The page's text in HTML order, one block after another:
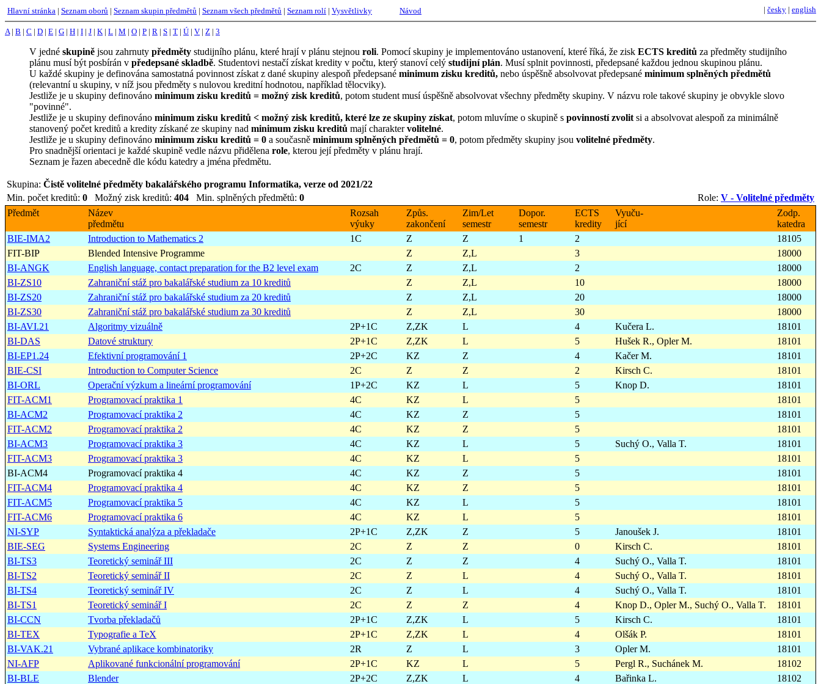
| česky | english
Hlavní stránka | Seznam oborů | Seznam skupin předmětů | Seznam všech předmětů | Seznam rolí | Vysvětlivky Návod
A| B | C | D | E | G | H | I | J | K | L | M | O | P | R | S | T | Ú | V | Z | 3
V jedné skupině jsou zahrnuty předměty studijního plánu, které hrají v plánu stejnou roli. Pomocí skupiny je implementováno ustanovení, které říká, že zisk ECTS kreditů za předměty studijního
plánu musí být posbírán v předepsané skladbě. Studentovi nestačí získat kredity v počtu, který stanoví celý studijní plán. Musí splnit povinnosti, předepsané každou jednou skupinou plánu.
U každé skupiny je definována samostatná povinnost získat z dané skupiny alespoň předepsané minimum zisku kreditů, nebo úspěšně absolvovat předepsané minimum splněných předmětů
(relevantní u skupiny, v níž jsou předměty s nulovou kreditní hodnotou, například tělocviky).
Jestliže je u skupiny definováno minimum zisku kreditů = možný zisk kreditů, potom student musí úspěšně absolvovat všechny předměty skupiny. V názvu role takové skupiny je obvykle slovo
"povinné".
Jestliže je u skupiny definováno minimum zisku kreditů < možný zisk kreditů, které lze ze skupiny získat, potom mluvíme o skupině s povinností zvolit si a absolvovat alespoň za minimálně
stanovený počet kreditů a kredity získané ze skupiny nad minimum zisku kreditů mají charaktervolitelné.
Jestliže je u skupiny definováno minimum zisku kreditů = 0 a současně minimum splněných předmětů = 0, potom předměty skupiny jsou volitelné předměty.
Pro snadnější orientaci je každé skupině vedle názvu přidělena role, kterou její předměty v plánu hrají.
Seznam je řazen abecedně dle kódu katedry a jména předmětu.
Skupina: Čistě volitelné předměty bakalářského programu Informatika, verze od 2021/22
Min. počet kreditů: 0 Možný zisk kreditů: 404 Min. splněných předmětů: 0 Role: V - Volitelné předměty
Předmět
Název
předmětu
Rozsah
výuky
Způs.
zakončení
Zim/Let
semestr
Dopor.
semestr
ECTS
kredity
Vyuču-
jící
Zodp.
katedra
BIE-IMA2
Introduction to Mathematics 2 1C Z Z 1 2
18105
FIT-BIP
Blended Intensive Programme Z Z,L 3
18000
BI-ANGK
English language, contact preparation for the B2 level exam 2C Z Z,L 2
18000
BI-ZS10
Zahraniční stáž pro bakalářské studium za 10 kreditů Z Z,L 10
18000
BI-ZS20
Zahraniční stáž pro bakalářské studium za 20 kreditů Z Z,L 20
18000
BI-ZS30
Zahraniční stáž pro bakalářské studium za 30 kreditů Z Z,L 30
18000
BI-AVI.21
Algoritmy vizuálně 2P+1C Z,ZK L 4 Kučera L.
18101
BI-DAS
Datové struktury 2P+1C Z,ZK L 5 Hušek R., Opler M.
18101
BI-EP1.24
Efektivní programování 1 2P+2C KZ Z 4 Kačer M.
18101
BIE-CSI
Introduction to Computer Science 2C Z Z 2 Kirsch C.
18101
BI-ORL
Operační výzkum a lineární programování 1P+2C KZ L 5 Knop D.
18101
FIT-ACM1
Programovací praktika 1 4C KZ L 5
18101
BI-ACM2
Programovací praktika 2 4C KZ Z 5
18101
FIT-ACM2
Programovací praktika 2 4C KZ Z 5
18101
BI-ACM3
Programovací praktika 3 4C KZ L 5 Suchý O., Valla T.
18101
FIT-ACM3
Programovací praktika 3 4C KZ L 5
18101
BI-ACM4
Programovací praktika 4 4C KZ Z 5
18101
FIT-ACM4
Programovací praktika 4 4C KZ Z 5
18101
FIT-ACM5
Programovací praktika 5 4C KZ L 5
18101
FIT-ACM6
Programovací praktika 6 4C KZ L 5
18101
NI-SYP
Syntaktická analýza a překladače 2P+1C Z,ZK Z 5 Janoušek J.
18101
BIE-SEG
Systems Engineering 2C Z Z 0 Kirsch C.
18101
BI-TS3
Teoretický seminář III 2C Z Z 4 Suchý O., Valla T.
18101
BI-TS2
Teoretický seminář II 2C Z L 4 Suchý O., Valla T.
18101
BI-TS4
Teoretický seminář IV 2C Z L 4 Suchý O., Valla T.
18101
BI-TS1
Teoretický seminář I 2C Z Z 4 Knop D., Opler M., Suchý O., Valla T.
18101
BI-CCN
Tvorba překladačů 2P+1C Z,ZK L 5 Kirsch C.
18101
BI-TEX
Typografie a TeX 2P+1C Z,ZK L 4 Olšák P.
18101
BI-VAK.21
Vybrané aplikace kombinatoriky 2R Z L 3 Opler M.
18101
NI-AFP
Aplikované funkcionální programování 2P+1C KZ L 5 Pergl R., Suchánek M.
18102
BI-BLE
Blender 2P+2C Z,ZK L 4 Bařinka L.
18102